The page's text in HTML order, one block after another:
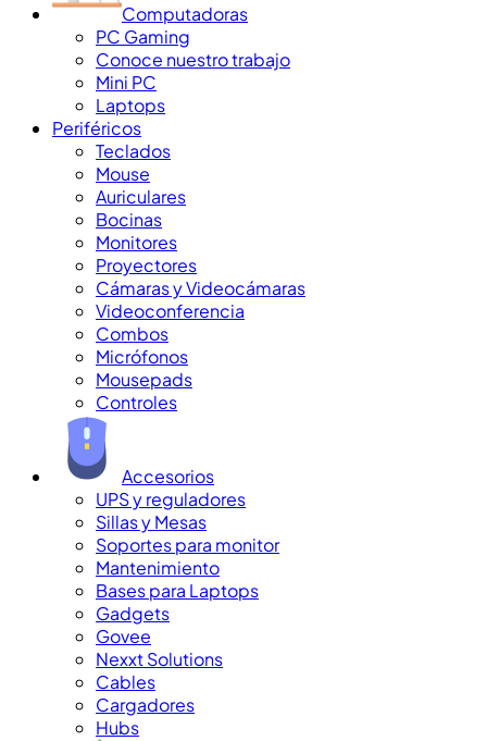
Computadoras
PC Gaming
Conoce nuestro trabajo
Mini PC
Laptops
Periféricos
Teclados
Mouse
Auriculares
Bocinas
Monitores
Proyectores
Cámaras y Videocámaras
Videoconferencia
Combos
Micrófonos
Mousepads
Controles
Accesorios
UPS y reguladores
Sillas y Mesas
Soportes para monitor
Mantenimiento
Bases para Laptops
Gadgets
Govee
Nexxt Solutions
Cables
Cargadores
Hubs